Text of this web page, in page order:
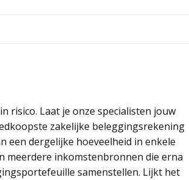
risico. Laat je onze specialisten jouw
zakelijke beleggingsrekening
een dergelijke hoeveelheid in enkele
meerdere inkomstenbronnen die erna
samenstellen. Lijkt het